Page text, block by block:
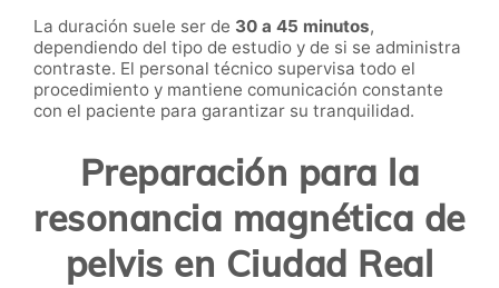
La duración suele ser de 30 a 45 minutos,
dependiendo del tipo de estudio y de si se administra
contraste. El personal técnico supervisa todo el
procedimiento y mantiene comunicación constante
con el paciente para garantizar su tranquilidad.
Preparación para la
resonancia magnética de
pelvis en Ciudad Real